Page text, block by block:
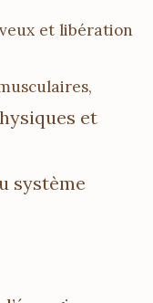
et libération
et
système